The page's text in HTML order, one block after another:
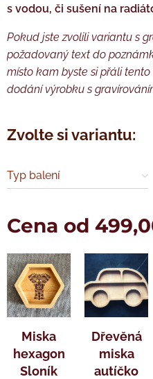
s vodou, či sušení na
Pokud jste zvolili variantu s
požadovaný text do
místo kam byste si přáli
dodání výrobku s
Zvolte si variantu:
Typ balení
Cena od
Miska
hexagon
Sloník
Dřevěná
miska
autíčko